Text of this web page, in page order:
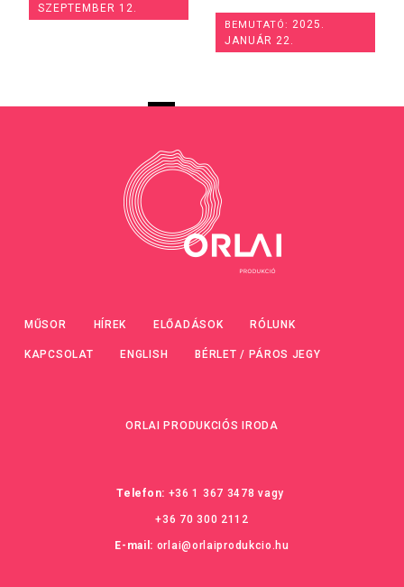
SZEPTEMBER 12.
BEMUTATÓ: 2025.
JANUÁR 22.
MŰSOR HÍREK ELŐADÁSOK RÓLUNK
KAPCSOLAT ENGLISH BÉRLET / PÁROS JEGY
ORLAI PRODUKCIÓS IRODA
Telefon: +36 1 367 3478 vagy
+36 70 300 2112
E-mail: orlai@orlaiprodukcio.hu